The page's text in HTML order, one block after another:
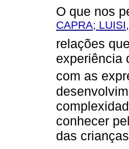
O que nos
CAPRA;
relações
experiência
com as
conhecer
das